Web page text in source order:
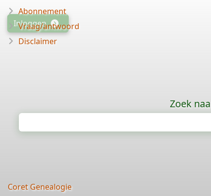
Inloggen
Abonnement
Vraag/antwoord
Disclaimer
Zoek
Coret Genealogie